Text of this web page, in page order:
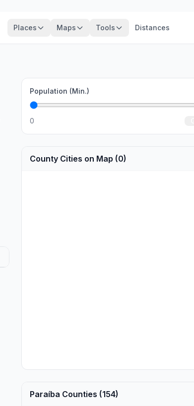
Places Maps Tools Distances
Population (Min.)
0
County Cities on Map (0)
Paraíba Counties (154)